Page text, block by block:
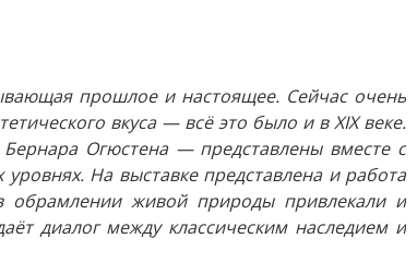
прошлое и настоящее. Сейчас очень
вкуса — всё это было и в XIX веке.
Огюстена — представлены вместе с
На выставке представлена и работа
в обрамлении живой природы привлекали и
диалог между классическим наследием и